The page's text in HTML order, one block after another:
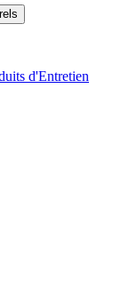
d'Entretien